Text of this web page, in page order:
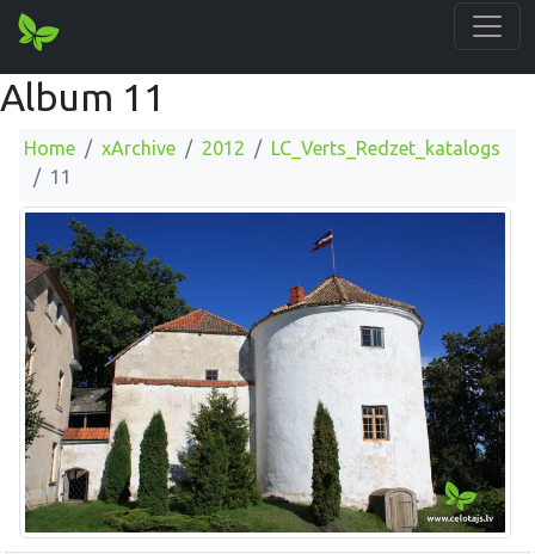
Album 11
Home xArchive 2012
LC_Verts_Redzet_katalogs
11